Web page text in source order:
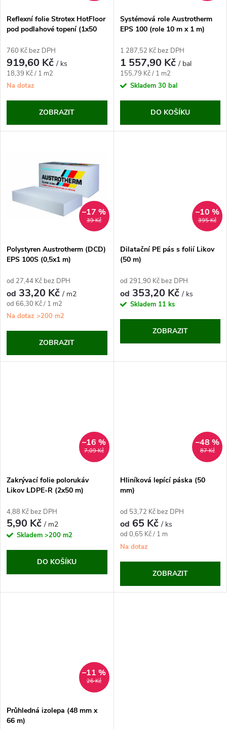
p
r
o
d
u
ů
s
p
r
o
u
t
Reflexní folie Strotex HotFloor
pod podlahové topení (1x50
760 Kč bez DPH
919,60 Kč/ ks
Měrná
cena:
18,39 Kč / 1 m2
Na dotaz
ZOBRAZIT
Systémová role Austrotherm
EPS 100 (role 10 m x 1 m)
1 287,52 Kč bez DPH
1 557,90 Kč/ bal
Měrná
cena:
155,79 Kč / 1 m2
Skladem 30 bal
DO KOŠÍKU
39 Kč
–17 %
Polystyren Austrotherm (DCD)
EPS 100S (0,5x1 m)
od 27,44 Kč bez DPH
od 33,20 Kč/ m2
Měrná
cena:
od 66,30 Kč / 1 m2
Na dotaz >200 m2
ZOBRAZIT
395 Kč
–10 %
Dilatační PE pás s folií Likov
(50 m)
od 291,90 Kč bez DPH
od 353,20 Kč/ ks
Skladem 11 ks
ZOBRAZIT
7,09 Kč
–16 %
Zakrývací folie polorukáv
Likov LDPE-R (2x50 m)
4,88 Kč bez DPH
5,90 Kč/ m2
Skladem >200 m2
DO KOŠÍKU
87 Kč
–48 %
Hliníková lepící páska (50
mm)
od 53,72 Kč bez DPH
od 65 Kč/ ks
Měrná
cena:
od 0,65 Kč / 1 m
Na dotaz
ZOBRAZIT
26 Kč
–11 %
Průhledná izolepa (48 mm x
66 m)